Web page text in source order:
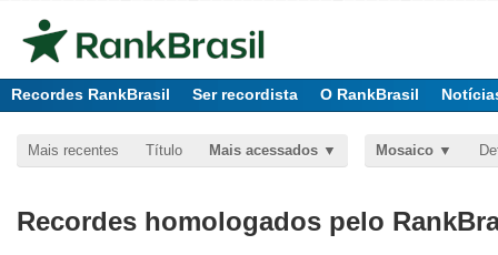
Recordes RankBrasil Ser recordista O RankBrasil
Mais recentes Título Mais acessados Mosaico
Recordes homologados pelo